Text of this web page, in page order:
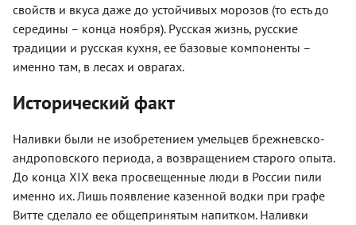
свойств и вкуса даже до устойчивых морозов (то есть до
середины – конца ноября). Русская жизнь, русские
традиции и русская кухня, ее базовые компоненты –
именно там, в лесах и оврагах.
Исторический факт
Наливки были не изобретением умельцев брежневско-
андроповского периода, а возвращением старого опыта.
До конца XIX века просвещенные люди в России пили
именно их. Лишь появление казенной водки при графе
Витте сделало ее общепринятым напитком. Наливки